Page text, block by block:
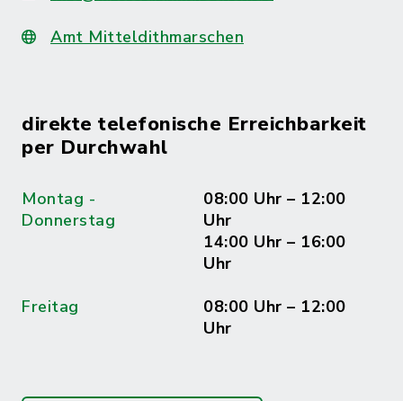
Amt Mitteldithmarschen
direkte telefonische Erreichbarkeit
per Durchwahl
Montag -
Donnerstag
08:00 Uhr – 12:00
Uhr
14:00 Uhr – 16:00
Uhr
Freitag
08:00 Uhr – 12:00
Uhr